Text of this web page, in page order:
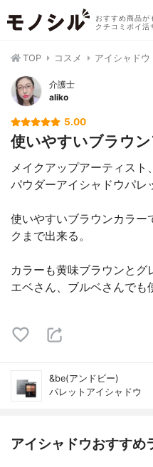
おすすめ商品が
クチコミポイ活
TOP コスメ アイシャドウ
介護士
aliko
5.00
使いやすいブラウ
メイクアップアーティス
パウダーアイシャドウパレ
使いやすいブラウンカラー
クまで出来る。
カラーも黄味ブラウンとグ
エベさん、ブルベさんでも
&be(アンドビー)
パレットアイシャドウ
アイシャドウおすすめ